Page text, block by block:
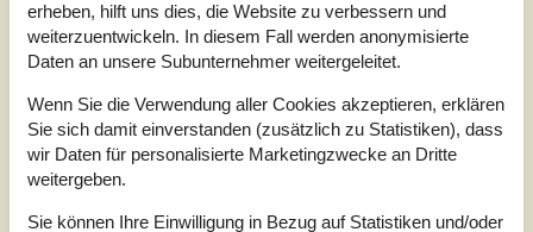
5
4
3
2
Kommentare
Keine Bewertungen haben Kommentare auf Deutsch
1 Bewertung hat einen Kommentar in einer anderen Sprache.
erheben, hilft uns dies, die Website zu verbessern und
weiterzuentwickeln. In diesem Fall werden anonymisierte
Daten an unsere Subunternehmer weitergeleitet.
Wenn Sie die Verwendung aller Cookies akzeptieren, erklären
Sie sich damit einverstanden (zusätzlich zu Statistiken), dass
wir Daten für personalisierte Marketingzwecke an Dritte
weitergeben.
Sie können Ihre Einwilligung in Bezug auf Statistiken und/oder